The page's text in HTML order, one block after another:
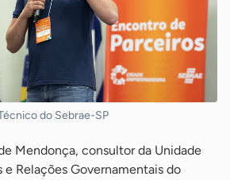
do Sebrae-SP
Mendonça, consultor da Unidade
e Relações Governamentais do